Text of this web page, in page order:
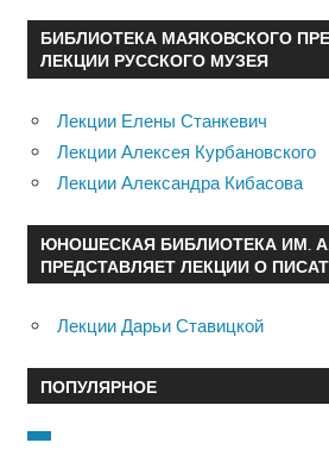
БИБЛИОТЕКА МАЯКОВСКОГО
ЛЕКЦИИ РУССКОГО МУЗЕЯ
Лекции Елены Станкевич
Лекции Алексея Курбановского
Лекции Александра Кибасова
ЮНОШЕСКАЯ БИБЛИОТЕКА ИМ.
ПРЕДСТАВЛЯЕТ ЛЕКЦИИ О
Лекции Дарьи Ставицкой
ПОПУЛЯРНОЕ